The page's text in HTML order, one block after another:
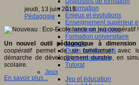
E- formation
Enjeux et évolutions
Enseignement supérieur
Formations hybrides
Formation universitaire
Mooc’s
Outils collaboratifs
Sites ressources
Tutorat
Jeux
Jeu et éducation
jeudi, 13 juin 2019
Pédagogie
Un nouvel outil pédagogique à
coopératifpermet de se familiariser avec
démarche de développement durable, en
scolaire.
En savoir plus...